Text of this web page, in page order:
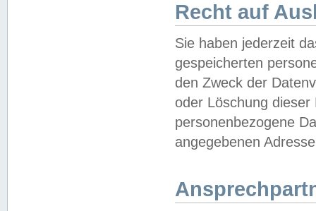
Recht auf
Sie haben jederzeit
gespeicherten
den Zweck der
oder Löschung
personenbezogene
angegebenen